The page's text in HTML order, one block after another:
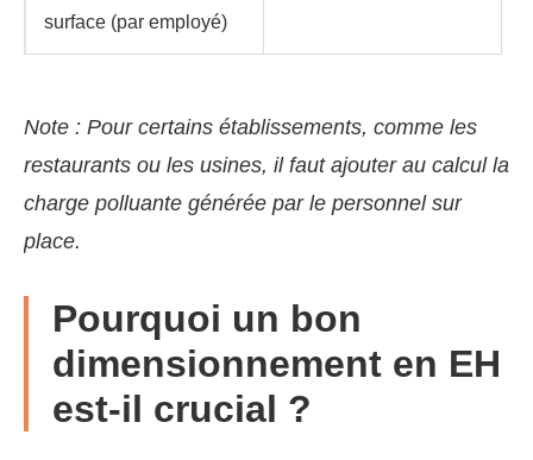
surface (par employé)
Note : Pour certains établissements, comme les
restaurants ou les usines, il faut ajouter au calcul la
charge polluante générée par le personnel sur
place.
Pourquoi un bon
dimensionnement en EH
est-il crucial ?